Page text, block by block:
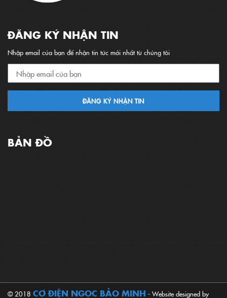
ĐĂNG KÝ NHẬN TIN
Nhập email của bạn để nhận tin tức mới nhất từ chúng tôi
ĐĂNG KÝ NHẬN TIN
BẢN ĐỒ
© 2018 CƠ ĐIỆN NGỌC BẢO MINH - Website designed by